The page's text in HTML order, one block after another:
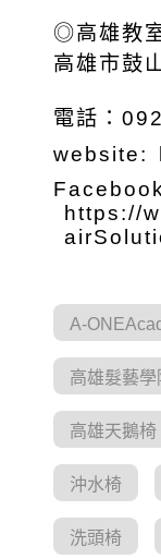
◎高雄教
高雄市鼓
電話：
website:
https://
A-
高雄髮藝學
高雄天鵝椅
沖水椅
洗頭椅